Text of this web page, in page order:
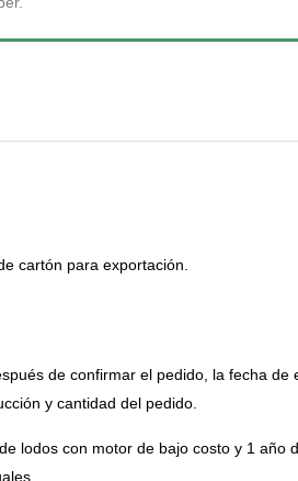
cartón para exportación.
de confirmar el pedido, la fecha
y cantidad del pedido.